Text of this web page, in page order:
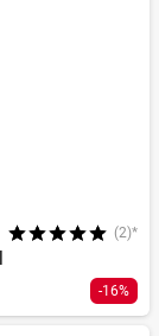
(2)*
-16%